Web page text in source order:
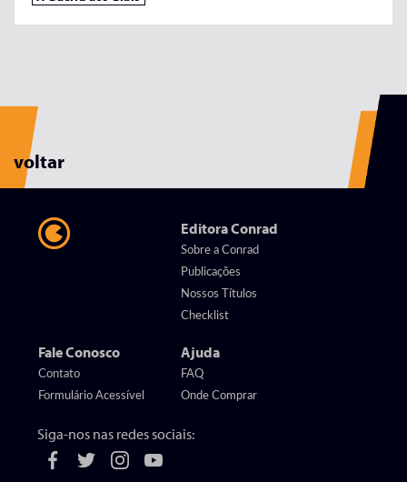
voltar
Editora Conrad
Sobre a Conrad
Publicações
Nossos Títulos
Checklist
Fale Conosco
Contato
Formulário Acessível
Ajuda
FAQ
Onde Comprar
Siga-nos nas redes sociais: